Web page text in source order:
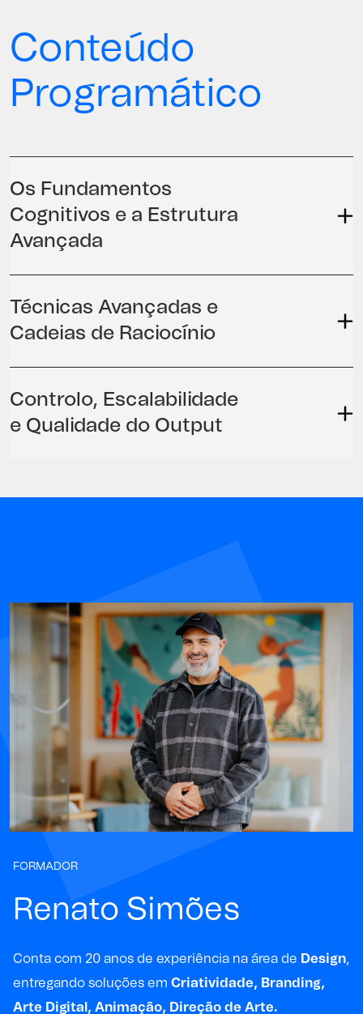
Conteúdo
Programático
Os Fundamentos
Cognitivos e a Estrutura
Avançada
Técnicas Avançadas e
Cadeias de Raciocínio
Controlo, Escalabilidade
e Qualidade do Output
FORMADOR
Renato Simões
Conta com 20 anos de experiência na área de Design,
entregando soluções em Criatividade, Branding,
Arte Digital, Animação, Direção de Arte.